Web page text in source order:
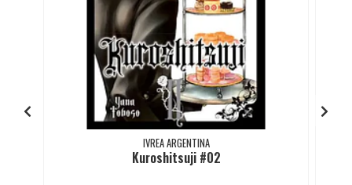
IVREA ARGENTINA
Kuroshitsuji #02